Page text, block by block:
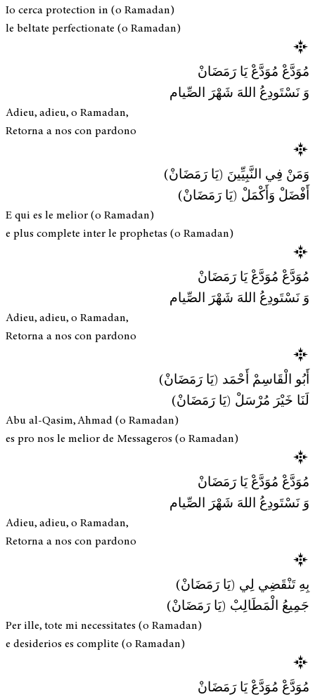
Io cerca protection in (o Ramadan)
le beltate perfectionate (o Ramadan)
مُوَدَّعْ مُوَدَّعْ يَا رَمَضَانْ
وَ نَسْتَودِعُ اللهَ شَهْرَ الصِّيام
Adieu, adieu, o Ramadan,
Retorna a nos con pardono
وَمَنْ فِي النَّبِيِّينَ (يَا رَمَضَانْ)
أَفْضَلْ وَأَكْمَلْ (يَا رَمَضَانْ)
E qui es le melior (o Ramadan)
e plus complete inter le prophetas (o Ramadan)
مُوَدَّعْ مُوَدَّعْ يَا رَمَضَانْ
وَ نَسْتَودِعُ اللهَ شَهْرَ الصِّيام
Adieu, adieu, o Ramadan,
Retorna a nos con pardono
أَبُو الْقَاسِمْ أَحْمَد (يَا رَمَضَانْ)
لَنَا خَيْرَ مُرْسَلْ (يَا رَمَضَانْ)
Abu al-Qasim, Ahmad (o Ramadan)
es pro nos le melior de Messageros (o Ramadan)
مُوَدَّعْ مُوَدَّعْ يَا رَمَضَانْ
وَ نَسْتَودِعُ اللهَ شَهْرَ الصِّيام
Adieu, adieu, o Ramadan,
Retorna a nos con pardono
بِهِ تَنْقَضِي لِي (يَا رَمَضَانْ)
جَمِيعُ الْمَطَالِبْ (يَا رَمَضَانْ)
Per ille, tote mi necessitates (o Ramadan)
e desiderios es complite (o Ramadan)
مُوَدَّعْ مُوَدَّعْ يَا رَمَضَانْ